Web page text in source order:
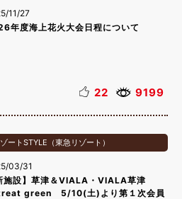
11/27
年度海上花火大会日程について
22 9199
ートSTYLE（東急リゾート）
03/31
施設】草津＆VIALA・VIALA草津
green 5/10(土)より第１次会員